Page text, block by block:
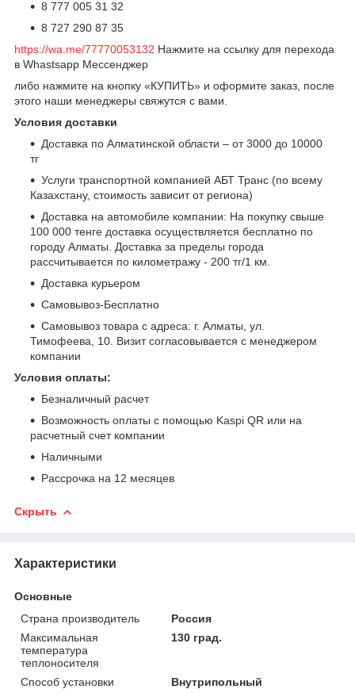
8 777 005 31 32
8 727 290 87 35
https://wa.me/77770053132 Нажмите на ссылку для перехода
в Whastsapp Мессенджер
либо нажмите на кнопку «КУПИТЬ» и оформите заказ, после
этого наши менеджеры свяжутся с вами.
Условия доставки
Доставка по Алматинской области – от 3000 до 10000
тг
Услуги транспортной компанией АБТ Транс (по всему
Казахстану, стоимость зависит от региона)
Доставка на автомобиле компании: На покупку свыше
100 000 тенге доставка осуществляется бесплатно по
городу Алматы. Доставка за пределы города
рассчитывается по километражу - 200 тг/1 км.
Доставка курьером
Самовывоз-Бесплатно
Самовывоз товара с адреса: г. Алматы, ул.
Тимофеева, 10. Визит согласовывается с менеджером
компании
Условия оплаты:
Безналичный расчет
Возможность оплаты с помощью Kaspi QR или на
расчетный счет компании
Наличными
Рассрочка на 12 месяцев
Скрыть
Характеристики
Основные
Страна производитель
Россия
Максимальная
температура
теплоносителя
130 град.
Способ установки
Внутрипольный